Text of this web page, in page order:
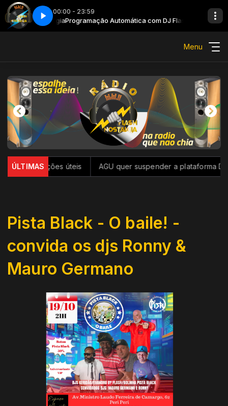
00:00 - 23:59
FlashNostalgia Programação Automática com DJ FlashNostalgia
Menu
ÚLTIMAS
funções úteis AGU quer suspender a plataforma
Pista Black - O baile! -
convida os djs Ronny &
Mauro Germano